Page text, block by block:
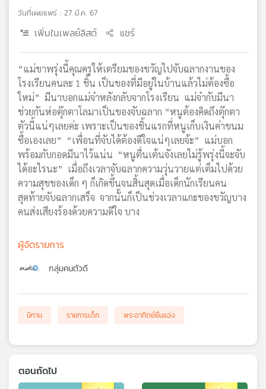
ไทย
แผนที่
วิทยุ
เครือ
ข่าย
วันที่เผยแพร่ : 27 มี.ค. 67
เพิ่มในเพลย์ลิสต์ แชร์
“แม่ขาพรุ่งนี้คุณครูให้เตรียมของขวัญไปจับฉลากงานของ
โรงเรียนคนละ 1 ชิ้น เป็นของที่มีอยู่ในบ้านแล้วไม่ต้องซื้อ
ใหม่” มีนาบอกแม่จ๋าหลังกลับจากโรงเรียน แม่จ๋ากับมีนา
ช่วยกันห่อตุ๊กตาโลมาเป็นของจับฉลาก “หนูต้องคิดถึงตุ๊กตา
ตัวนี้แน่ๆเลยค่ะ เพราะเป็นของชิ้นแรกที่หนูเก็บเงินค่าขนม
ซื้อเองเลย” “เพื่อนที่จับได้ต้องดีใจแน่ๆเลยจ้ะ” แม่บอก
พร้อมกับกอดมีนาไว้แน่น “หนูตื่นเต้นจังเลยไม่รู้พรุ่งนี้จะจับ
ได้อะไรนะ” เมื่อถึงเวลาจับฉลากความวุ่นวายแต่เต็มไปด้วย
ความสุขของเด็ก ๆ ก็เกิดขึ้นจนสิ้นสุดเมื่อเด็กนักเรียนคน
สุดท้ายจับฉลากเสร็จ จากนั้นก็เป็นช่วงเวลาแกะของขวัญบาง
คนส่งเสียงร้องด้วยความดีใจ บาง
ผู้จัดรายการ
กลุ่มคนตัวดี
นิทาน รายการเด็ก พระอาทิตย์ยิ้มแฉ่ง
ตอนถัดไป